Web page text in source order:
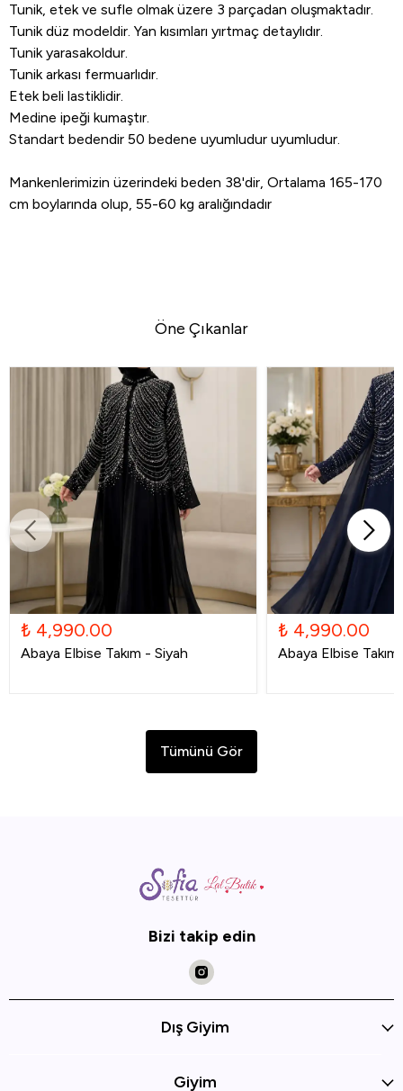
Tunik, etek ve sufle olmak üzere 3 parçadan oluşmaktadır.
Tunik düz modeldir. Yan kısımları yırtmaç detaylıdır.
Tunik yarasakoldur.
Tunik arkası fermuarlıdır.
Etek beli lastiklidir.
Medine ipeği kumaştır.
Standart bedendir 50 bedene uyumludur uyumludur.
Mankenlerimizin üzerindeki beden 38'dir, Ortalama 165-170
cm boylarında olup, 55-60 kg aralığındadır
Öne Çıkanlar
₺ 4,990.00
Abaya Elbise Takım - Siyah
₺ 4,990.00
Abaya Elbise
Tümünü Gör
Bizi takip edin
Dış Giyim
Giyim